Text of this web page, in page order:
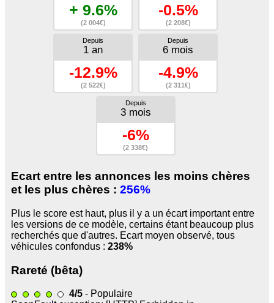
+ 9.6%
(2 004€)
-0.5%
(2 208€)
Depuis
1 an
-12.9%
(2 522€)
Depuis
6 mois
-4.9%
(2 311€)
Depuis
3 mois
-6%
(2 338€)
Ecart entre les annonces les moins chères
et les plus chères : 256%
Plus le score est haut, plus il y a un écart important entre
les versions de ce modèle, certains étant beaucoup plus
recherchés que d'autres. Ecart moyen observé, tous
véhicules confondus : 238%
Rareté (bêta)
4/5 - Populaire